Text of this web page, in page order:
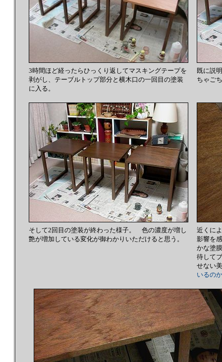
3時間ほど経ったらひっくり返してマスキングテープを
剥がし、テーブルトップ部分と横木口の一回目の塗装
に入る。
既に説
ちゃご
そして2回目の塗装が終わった様子。 色の濃度が増し
艶が増加している変化が御わかりいただけると思う。
近くに
影響を
かな塗
待して
せない
いるの